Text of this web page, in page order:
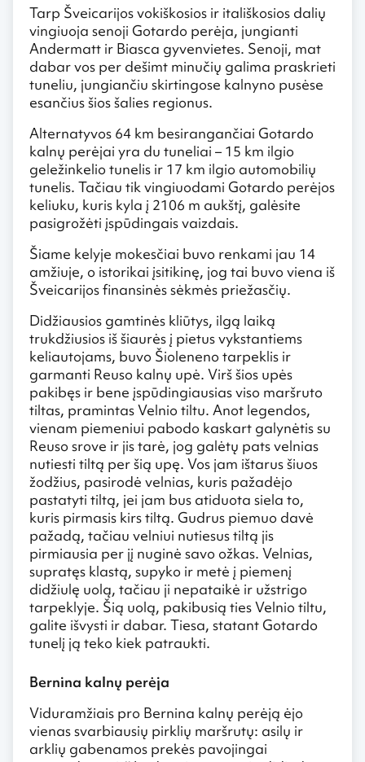
Tarp Šveicarijos vokiškosios ir itališkosios dalių
vingiuoja senoji Gotardo perėja, jungianti
Andermatt ir Biasca gyvenvietes. Senoji, mat
dabar vos per dešimt minučių galima praskrieti
tuneliu, jungiančiu skirtingose kalnyno pusėse
esančius šios šalies regionus.
Alternatyvos 64 km besirangančiai Gotardo
kalnų perėjai yra du tuneliai – 15 km ilgio
geležinkelio tunelis ir 17 km ilgio automobilių
tunelis. Tačiau tik vingiuodami Gotardo perėjos
keliuku, kuris kyla į 2106 m aukštį, galėsite
pasigrožėti įspūdingais vaizdais.
Šiame kelyje mokesčiai buvo renkami jau 14
amžiuje, o istorikai įsitikinę, jog tai buvo viena iš
Šveicarijos finansinės sėkmės priežasčių.
Didžiausios gamtinės kliūtys, ilgą laiką
trukdžiusios iš šiaurės į pietus vykstantiems
keliautojams, buvo Šioleneno tarpeklis ir
garmanti Reuso kalnų upė. Virš šios upės
pakibęs ir bene įspūdingiausias viso maršruto
tiltas, pramintas Velnio tiltu. Anot legendos,
vienam piemeniui pabodo kaskart galynėtis su
Reuso srove ir jis tarė, jog galėtų pats velnias
nutiesti tiltą per šią upę. Vos jam ištarus šiuos
žodžius, pasirodė velnias, kuris pažadėjo
pastatyti tiltą, jei jam bus atiduota siela to,
kuris pirmasis kirs tiltą. Gudrus piemuo davė
pažadą, tačiau velniui nutiesus tiltą jis
pirmiausia per jį nuginė savo ožkas. Velnias,
supratęs klastą, supyko ir metė į piemenį
didžiulę uolą, tačiau ji nepataikė ir užstrigo
tarpeklyje. Šią uolą, pakibusią ties Velnio tiltu,
galite išvysti ir dabar. Tiesa, statant Gotardo
tunelį ją teko kiek patraukti.
Bernina kalnų perėja
Viduramžiais pro Bernina kalnų perėją ėjo
vienas svarbiausių pirklių maršrutų: asilų ir
arklių gabenamos prekės pavojingai